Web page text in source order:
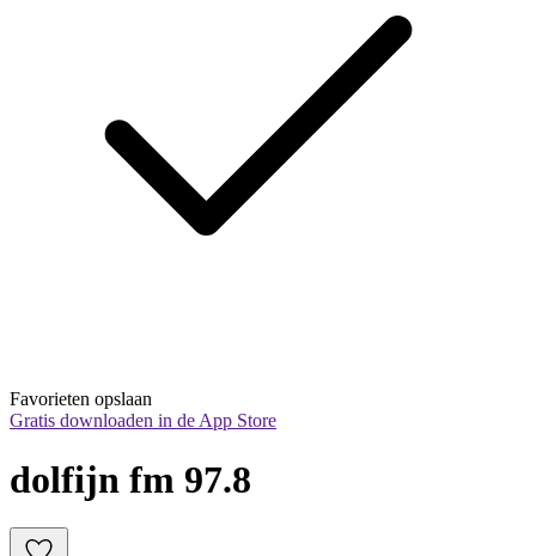
Favorieten opslaan
Gratis downloaden in de App Store
dolfijn fm 97.8